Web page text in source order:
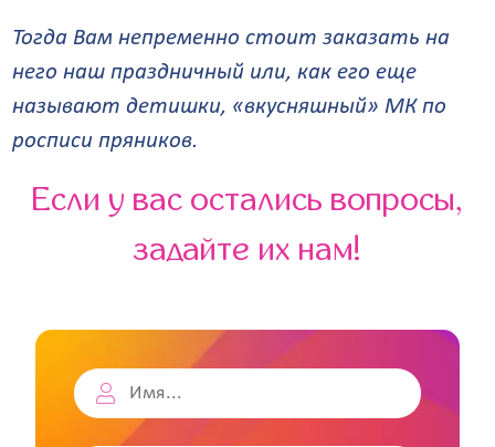
Тогда Вам непременно стоит заказать на
него наш праздничный или, как его еще
называют детишки, «вкусняшный» МК по
росписи пряников.
Если у вас остались вопросы,
задайте их нам!